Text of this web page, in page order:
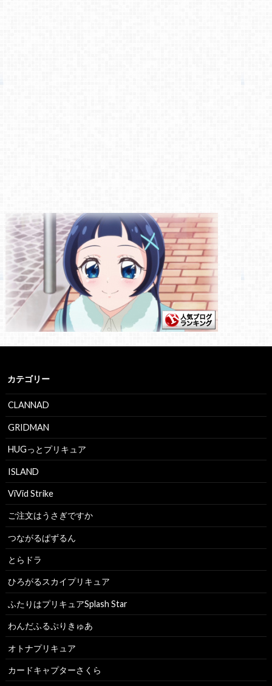
カテゴリー
CLANNAD
GRIDMAN
HUGっとプリキュア
ISLAND
ViVid Strike
ご注文はうさぎですか
つながるぱずるん
とらドラ
ひろがるスカイプリキュア
ふたりはプリキュアSplash Star
わんだふるぷりきゅあ
オトナプリキュア
カードキャプターさくら